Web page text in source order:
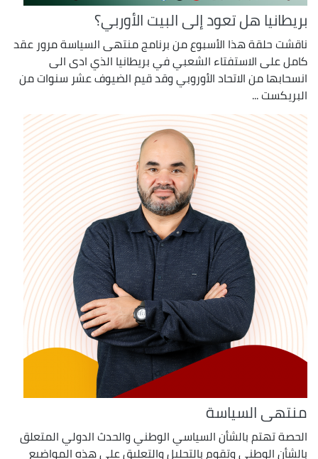
بريطانيا هل تعود إلى البيت الأوربي؟
ناقشت حلقة هذا الأسبوع من برنامج منتهى السياسة مرور عقد
كامل على الاستفتاء الشعبي في بريطانيا الذي ادى الى
انسحابها من الاتحاد الأوروبي وقد قيم الضيوف عشر سنوات من
البريكست ...
منتهى السياسة
الحصة تهتم بالشأن السياسي الوطني والحدث الدولي المتعلق
بالشأن الوطني وتقوم بالتحليل والتعليق على هذه المواضيع